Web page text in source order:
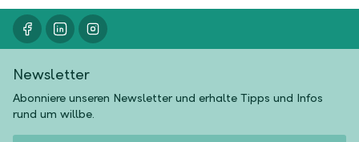
Newsletter
Abonniere unseren Newsletter und erhalte Tipps und Infos
rund um willbe.